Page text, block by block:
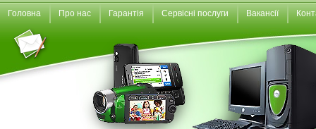
Головна Про нас Гарантія Сервісні послуги Вакансії